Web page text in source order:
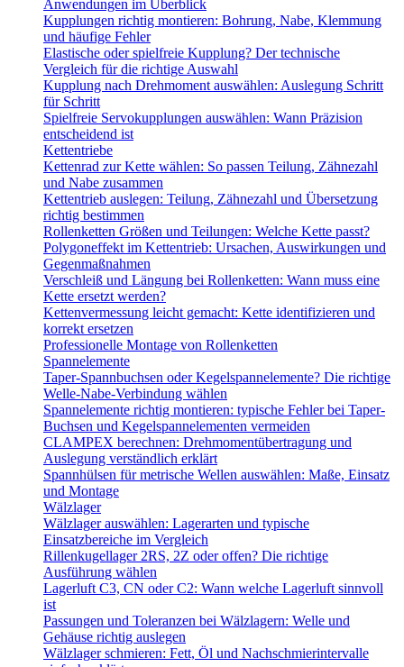
Anwendungen im Überblick
Kupplungen richtig montieren: Bohrung, Nabe, Klemmung
und häufige Fehler
Elastische oder spielfreie Kupplung? Der technische
Vergleich für die richtige Auswahl
Kupplung nach Drehmoment auswählen: Auslegung Schritt
für Schritt
Spielfreie Servokupplungen auswählen: Wann Präzision
entscheidend ist
Kettentriebe
Kettenrad zur Kette wählen: So passen Teilung, Zähnezahl
und Nabe zusammen
Kettentrieb auslegen: Teilung, Zähnezahl und Übersetzung
richtig bestimmen
Rollenketten Größen und Teilungen: Welche Kette passt?
Polygoneffekt im Kettentrieb: Ursachen, Auswirkungen und
Gegenmaßnahmen
Verschleiß und Längung bei Rollenketten: Wann muss eine
Kette ersetzt werden?
Kettenvermessung leicht gemacht: Kette identifizieren und
korrekt ersetzen
Professionelle Montage von Rollenketten
Spannelemente
Taper-Spannbuchsen oder Kegelspannelemente? Die richtige
Welle-Nabe-Verbindung wählen
Spannelemente richtig montieren: typische Fehler bei Taper-
Buchsen und Kegelspannelementen vermeiden
CLAMPEX berechnen: Drehmomentübertragung und
Auslegung verständlich erklärt
Spannhülsen für metrische Wellen auswählen: Maße, Einsatz
und Montage
Wälzlager
Wälzlager auswählen: Lagerarten und typische
Einsatzbereiche im Vergleich
Rillenkugellager 2RS, 2Z oder offen? Die richtige
Ausführung wählen
Lagerluft C3, CN oder C2: Wann welche Lagerluft sinnvoll
ist
Passungen und Toleranzen bei Wälzlagern: Welle und
Gehäuse richtig auslegen
Wälzlager schmieren: Fett, Öl und Nachschmierintervalle